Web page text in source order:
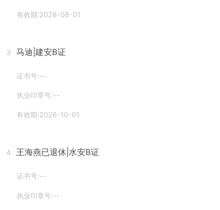
有效期:2028-08-01
3 马迪 |建安B证
证书号:--
执业印章号:--
有效期:2026-10-01
4 王海燕已退休 |水安B证
证书号:--
执业印章号:--